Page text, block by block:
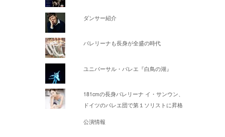
ダンサー紹介
バレリーナも長身が全盛の時代
ユニバーサル・バレエ『白鳥の湖』
181cmの長身バレリーナ イ・サンウン、
ドイツのバレエ団で第１ソリストに昇格
公演情報